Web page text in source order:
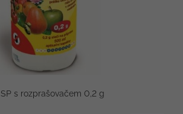
s rozprašovačem 0,2 g